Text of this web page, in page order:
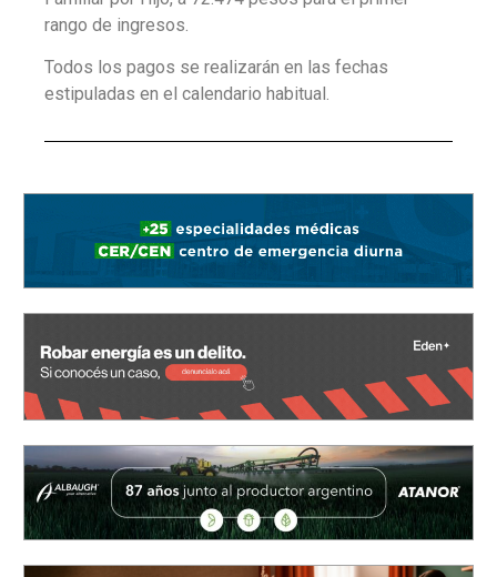
rango de ingresos.
Todos los pagos se realizarán en las fechas
estipuladas en el calendario habitual.